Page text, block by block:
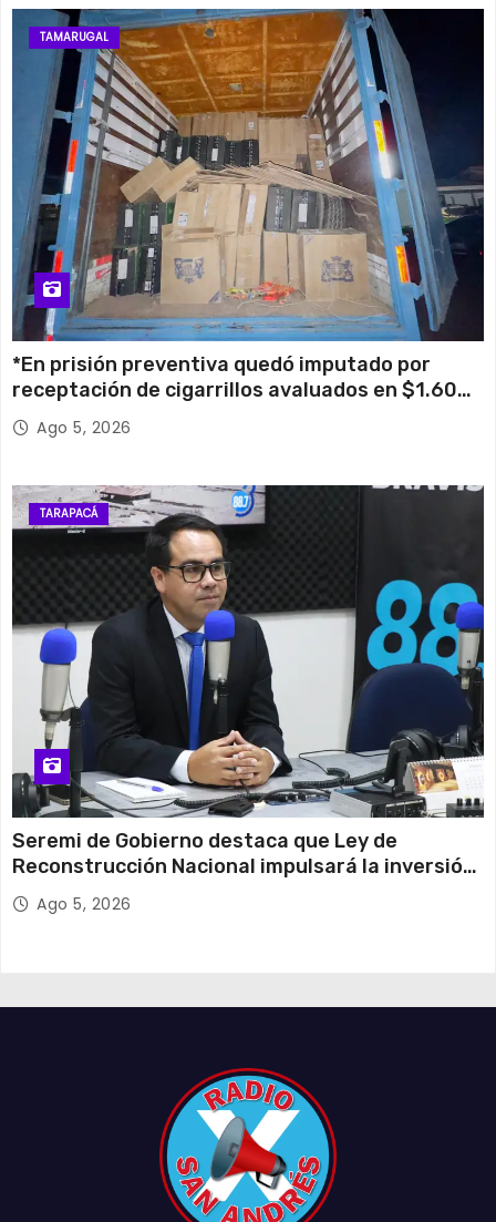
TAMARUGAL
*En prisión preventiva quedó imputado por
receptación de cigarrillos avaluados en $1.600
millones*
Ago 5, 2026
TARAPACÁ
Seremi de Gobierno destaca que Ley de
Reconstrucción Nacional impulsará la inversión
y el empleo en Tarapacá
Ago 5, 2026